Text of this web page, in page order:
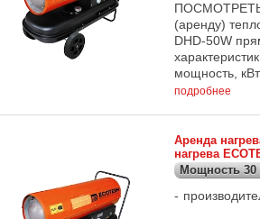
ПОСМОТРЕТЬ
(аренду)
DHD-50W
мощность,
подробнее
Аренда
нагрева
Мощность 30